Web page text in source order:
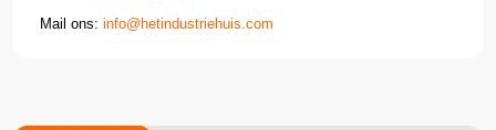
Mail ons:info@hetindustriehuis.com